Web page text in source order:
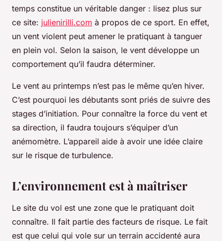
temps constitue un véritable danger : lisez plus sur
ce site: julienirilli.com à propos de ce sport. En effet,
un vent violent peut amener le pratiquant à tanguer
en plein vol. Selon la saison, le vent développe un
comportement qu’il faudra déterminer.
Le vent au printemps n’est pas le même qu’en hiver.
C’est pourquoi les débutants sont priés de suivre des
stages d’initiation. Pour connaître la force du vent et
sa direction, il faudra toujours s’équiper d’un
anémomètre. L’appareil aide à avoir une idée claire
sur le risque de turbulence.
L’environnement est à maîtriser
Le site du vol est une zone que le pratiquant doit
connaître. Il fait partie des facteurs de risque. Le fait
est que celui qui vole sur un terrain accidenté aura